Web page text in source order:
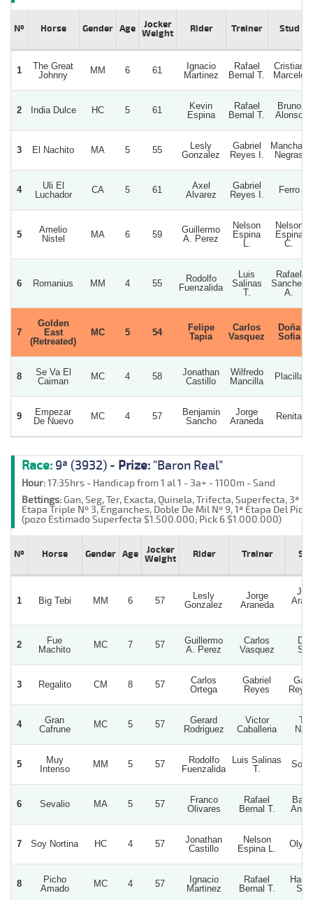
Nº Horse Gender Age
Jocker
Weight
Rider Trainer Stud
1
The Great
Johnny
MM 6 61
Ignacio
Martinez
Rafael
Bernal T.
Cristian
Marcelo
2 India Dulce HC 5 61
Kevin
Espina
Rafael
Bernal T.
Bruno
Alonso
3 El Nachito MA 5 55
Lesly
Gonzalez
Gabriel
Reyes I.
Manchas
Negras
4
Uli El
Luchador
CA 5 61
Axel
Alvarez
Gabriel
Reyes I.
Ferro
5
Amelio
Nistel
MA 6 59
Guillermo
A. Perez
Nelson
Espina
Nelson
Espina
C.
6 Romanius MM 4 55
Rodolfo
Fuenzalida
Luis
Salinas
T.
Rafael
Sanchez
A.
7
Golden
East
(Retreated)
MC 5 54
Felipe
Tapia
Carlos
Vasquez
Doña
Sofia
8
Se Va El
Caiman
MC 4 58
Jonathan
Castillo
Wilfredo
Mancilla
Placilla
9
Empezar
De Nuevo
MC 4 57
Benjamin
Sancho
Jorge
Araneda
Renita
Race: 9ª (3932) - Prize: "Baron Real"
Hour:17:35hrs - Handicap from 1 al 1 - 3a+ - 1100m - Sand
Bettings:Gan, Seg, Ter, Exacta, Quinela, Trifecta, Superfecta, 3ª
Etapa Triple Nº 3, Enganches, Doble De Mil Nº 9, 1ª Etapa Del Pick
(pozo Estimado Superfecta $1.500.000; Pick 6 $1.000.000)
Nº Horse Gender Age
Jocker
Weight
Rider Trainer
1 Big Tebi MM 6 57
Lesly
Gonzalez
Jorge
Araneda
2
Fue
Machito
MC 7 57
Guillermo
A. Perez
Carlos
Vasquez
3 Regalito CM 8 57
Carlos
Ortega
Gabriel
Reyes
4
Gran
Cafrune
MC 5 57
Gerard
Rodriguez
Victor
Caballeria
5
Muy
Intenso
MM 5 57
Rodolfo
Fuenzalida
Luis Salinas
T.
6 Sevalio MA 5 57
Franco
Olivares
Rafael
Bernal T.
7 Soy Nortina HC 4 57
Jonathan
Castillo
Nelson
Espina L.
Oly
8
Picho
Amado
MC 4 57
Ignacio
Martinez
Rafael
Bernal T.